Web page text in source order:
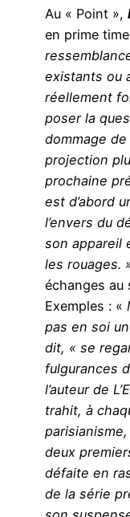
Au « Point »,
en prime
existants ou
réellement
poser la
dommage
projection
prochaine
est d’abord
l’envers du
son appareil
les rouages.
échanges au
Exemples : «
pas en soi
dit, « se
fulgurances
l’auteur de
trahit, à
deux
défaite en
de la série